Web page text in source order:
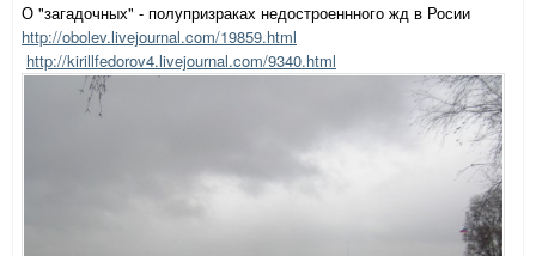
О "загадочных" - полупризраках недостроеннного жд в Росии
http://obolev.livejournal.com/19859.html
http://kirillfedorov4.livejournal.com/9340.html